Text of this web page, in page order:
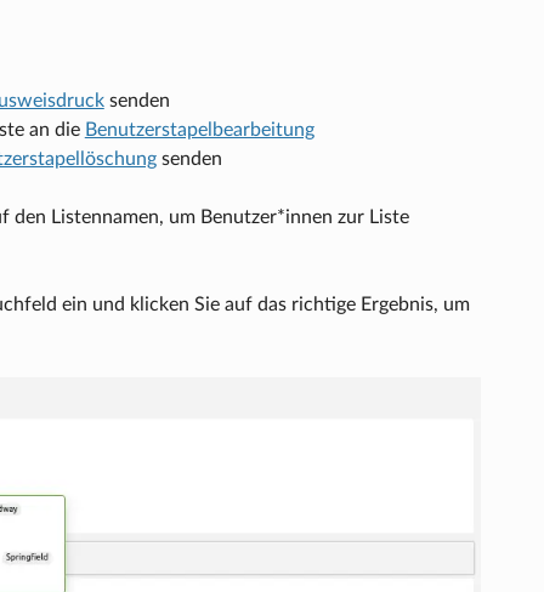
senden
an die Benutzerstapelbearbeitung
senden
den Listennamen, um Benutzer*innen zur Liste
ein und klicken Sie auf das richtige Ergebnis, um